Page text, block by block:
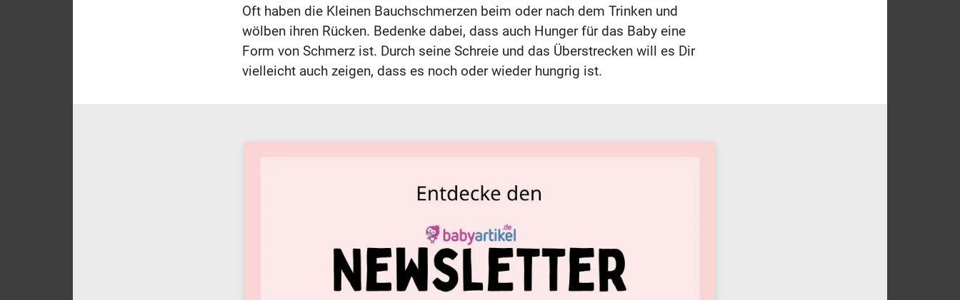
Oft haben die Kleinen Bauchschmerzen beim oder nach dem Trinken und
wölben ihren Rücken. Bedenke dabei, dass auch Hunger für das Baby eine
Form von Schmerz ist. Durch seine Schreie und das Überstrecken will es Dir
vielleicht auch zeigen, dass es noch oder wieder hungrig ist.